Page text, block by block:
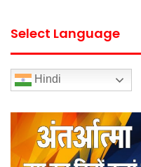
Select Language
Hindi